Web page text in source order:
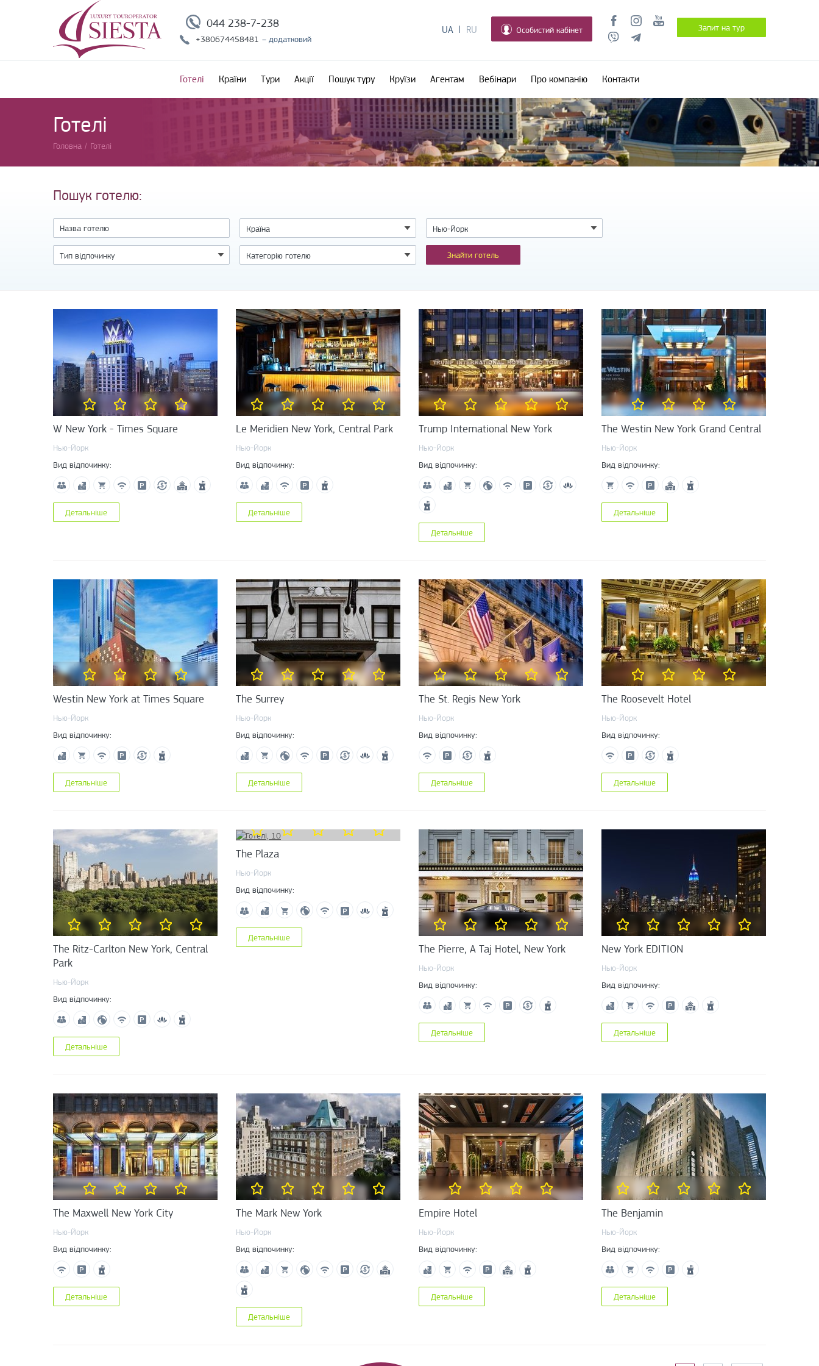
044 238-7-238
+380674458481 – додатковий
UA RU Особистий кабінет Запит на тур
Готелі Країни Тури Акції Пошук туру Круїзи Агентам Вебінари Про компанію Контакти
Готелі
Головна / Готелі
Пошук готелю:
W New York - Times Square
Нью-Йорк
Вид відпочинку:
Детальніше
Le Meridien New York, Central Park
Нью-Йорк
Вид відпочинку:
Детальніше
Trump International New York
Нью-Йорк
Вид відпочинку:
Детальніше
The Westin New York Grand Central
Нью-Йорк
Вид відпочинку:
Детальніше
Westin New York at Times Square
Нью-Йорк
Вид відпочинку:
Детальніше
The Surrey
Нью-Йорк
Вид відпочинку:
Детальніше
The St. Regis New York
Нью-Йорк
Вид відпочинку:
Детальніше
The Roosevelt Hotel
Нью-Йорк
Вид відпочинку:
Детальніше
The Ritz-Carlton New York, Central
Park
Нью-Йорк
Вид відпочинку:
Детальніше
The Plaza
Нью-Йорк
Вид відпочинку:
Детальніше
The Pierre, A Taj Hotel, New York
Нью-Йорк
Вид відпочинку:
Детальніше
New York EDITION
Нью-Йорк
Вид відпочинку:
Детальніше
The Maxwell New York City
Нью-Йорк
Вид відпочинку:
Детальніше
The Mark New York
Нью-Йорк
Вид відпочинку:
Детальніше
Empire Hotel
Нью-Йорк
Вид відпочинку:
Детальніше
The Benjamin
Нью-Йорк
Вид відпочинку:
Детальніше